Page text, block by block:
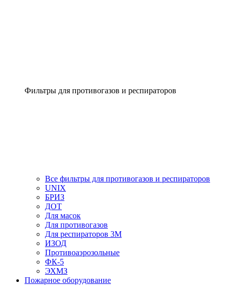
Фильтры для противогазов и респираторов
Все фильтры для противогазов и респираторов
UNIX
БРИЗ
ДОТ
Для масок
Для противогазов
Для респираторов 3М
ИЗОД
Противоаэрозольные
ФК-5
ЭХМЗ
Пожарное оборудование